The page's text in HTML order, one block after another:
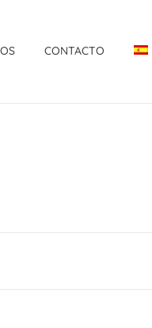
CONTACTO